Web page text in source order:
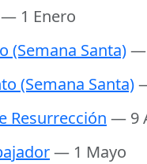
— 1 Enero
(Semana Santa)—
(Semana Santa)
Resurrección — 9
— 1 Mayo